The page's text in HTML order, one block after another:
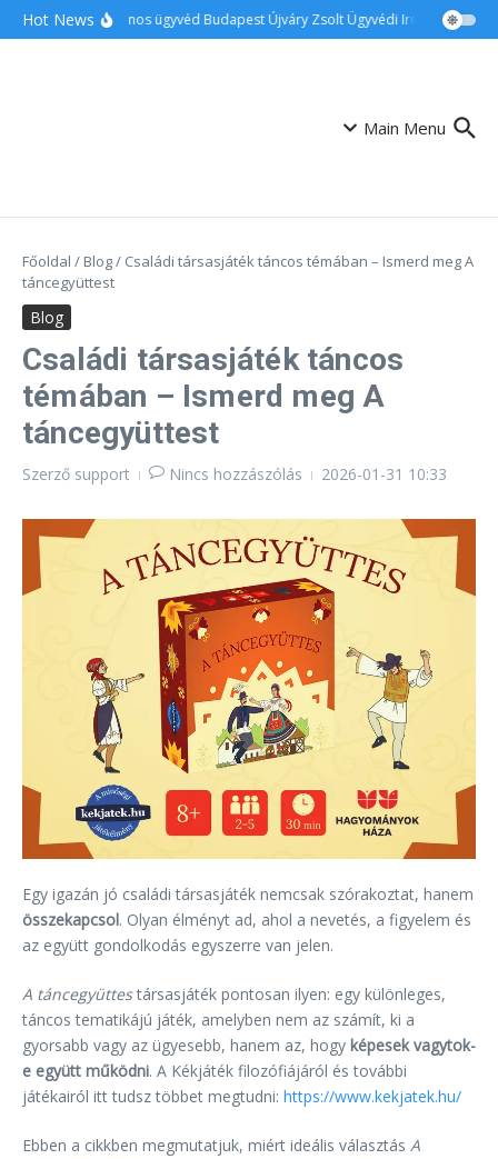
Ugrás a tartalomhoz
Hot NewsIngatlanos ügyvéd Budapest Újváry Zsolt Ügyvédi Iroda
Main Menu
Főoldal / Blog/ Családi társasjáték táncos témában – Ismerd meg A
táncegyüttest
Blog
Családi társasjáték táncos
témában – Ismerd meg A
táncegyüttest
Szerző support Nincs hozzászólás 2026-01-31 10:33
Egy igazán jó családi társasjáték nemcsak szórakoztat, hanem
összekapcsol. Olyan élményt ad, ahol a nevetés, a figyelem és
az együtt gondolkodás egyszerre van jelen.
A táncegyüttestársasjáték pontosan ilyen: egy különleges,
táncos tematikájú játék, amelyben nem az számít, ki a
gyorsabb vagy az ügyesebb, hanem az, hogy képesek vagytok-
e együtt működni. A Kékjáték filozófiájáról és további
játékairól itt tudsz többet megtudni: https://www.kekjatek.hu/
Ebben a cikkben megmutatjuk, miért ideális választás A